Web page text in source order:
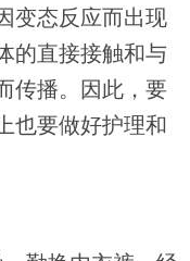
变态反应而出现
的直接接触和与
传播。因此，要
也要做好护理和